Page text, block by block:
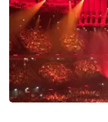
BESTEL NU